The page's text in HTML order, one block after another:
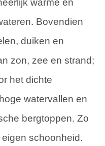
warme en
Bovendien
duiken en
zon, zee en strand;
het dichte
watervallen en
bergtoppen. Zo
schoonheid.